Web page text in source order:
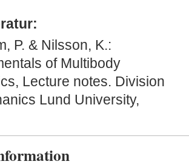
P. & Nilsson, K.:
of Multibody
Lecture notes. Division
Lund University,